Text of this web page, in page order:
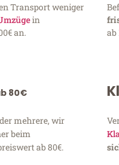
Transport weniger
in
an.
ab
80€
mehrere, wir
beim
ab 80€.